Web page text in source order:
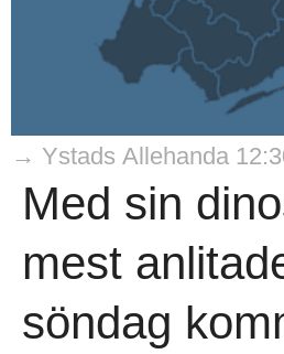
→ Ystads Allehanda
Med sin
mest
söndag